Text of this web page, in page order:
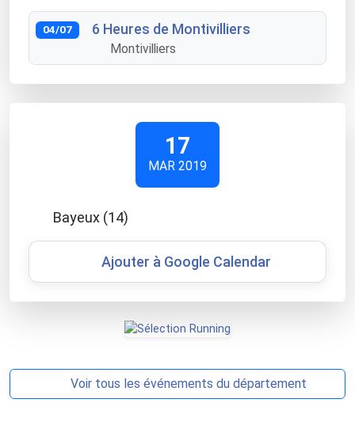
04/07 6 Heures de Montivilliers
Montivilliers
17
MAR 2019
Bayeux (14)
Ajouter à Google Calendar
Voir tous les événements du département